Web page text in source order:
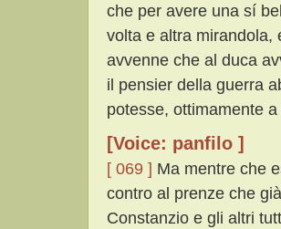
che per avere una sí
volta e altra mirandola,
avvenne che al duca
il pensier della guerra
potesse, ottimamente
[Voice: panfilo ]
[ 069 ] Ma mentre che
contro al prenze che
Constanzio e gli altri